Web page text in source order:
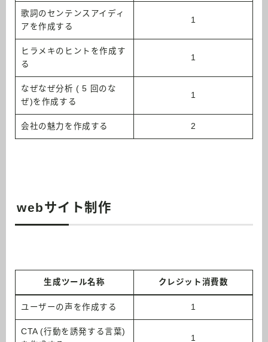
歌詞のセンテンスアイディ
アを作成する
1
ヒラメキのヒントを作成す
る
1
なぜなぜ分析 ( 5 回のな
ぜ)を作成する
1
会社の魅力を作成する 2
webサイト制作
生成ツール名称 クレジット消費数
ユーザーの声を作成する 1
CTA (行動を誘発する言葉)
1